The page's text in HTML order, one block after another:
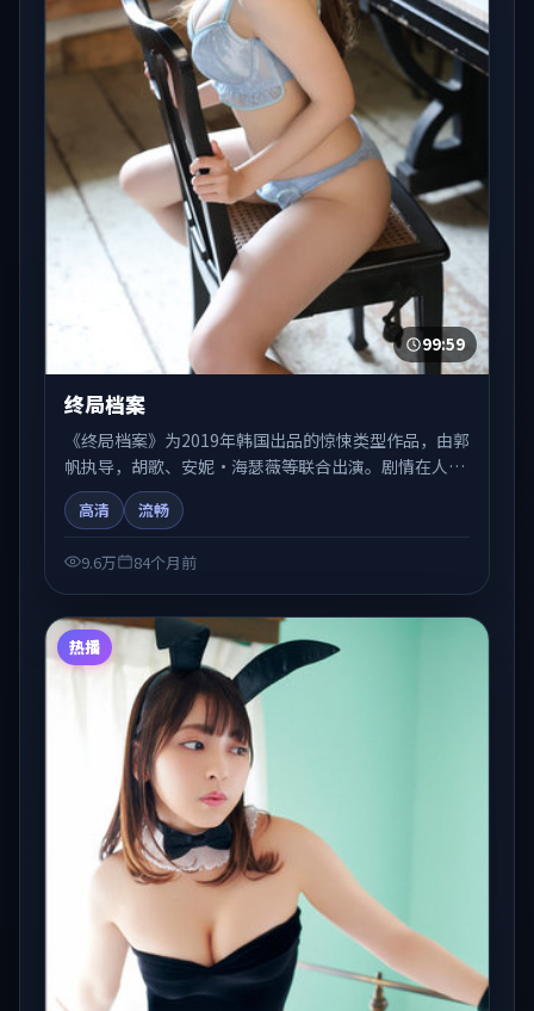
99:59
终局档案
《终局档案》为2019年韩国出品的惊悚类型作品，由郭
帆执导，胡歌、安妮·海瑟薇等联合出演。剧情在人物
弧光与节奏推进中展开，兼具叙事张力与视听质感。可
与站内国产剧、电影、综艺片单交叉检索，便于「国产
高清 流畅
9.6万 84个月前
热播